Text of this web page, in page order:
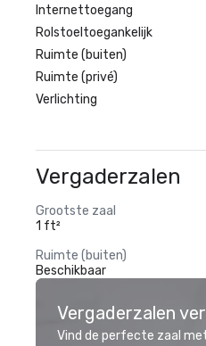
Internettoegang
Rolstoeltoegankelijk
Ruimte (buiten)
Ruimte (privé)
Verlichting
Vergaderzalen
Grootste zaal
1 ft²
Ruimte (buiten)
Beschikbaar
Vergaderzalen
Vind de perfecte zaal